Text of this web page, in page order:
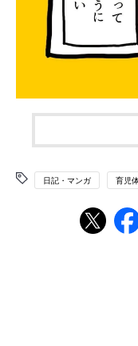
日記・マンガ 育児